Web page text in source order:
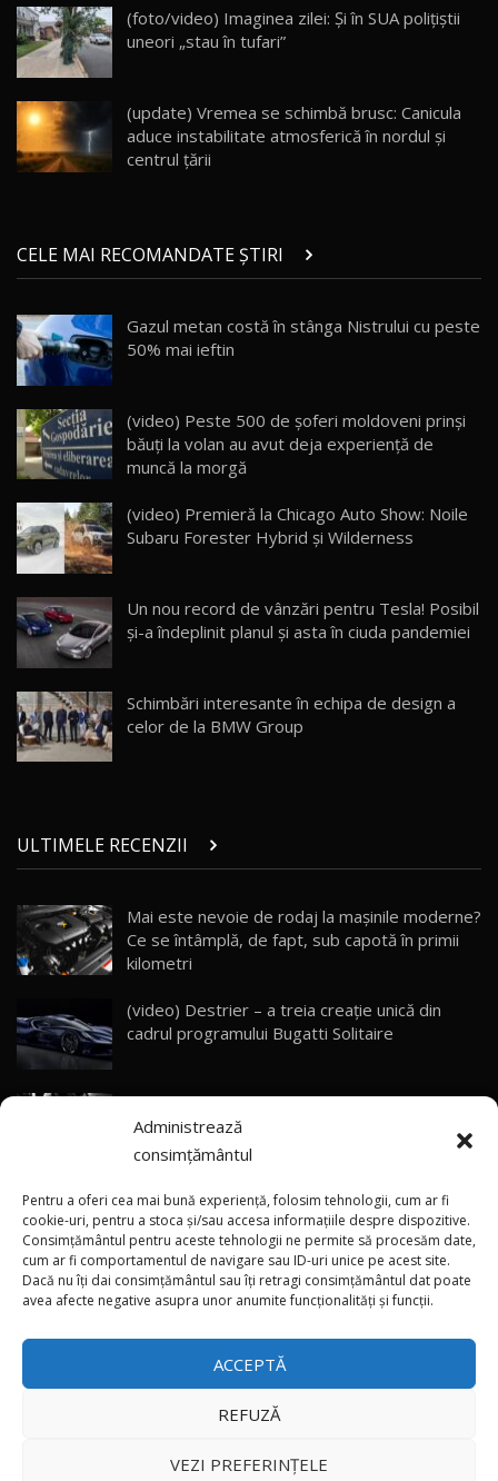
Administrează
consimțământul
Pentru a oferi cea mai bună experiență, folosim tehnologii, cum ar fi
cookie-uri, pentru a stoca și/sau accesa informațiile despre dispozitive.
Consimțământul pentru aceste tehnologii ne permite să procesăm date,
cum ar fi comportamentul de navigare sau ID-uri unice pe acest site.
Dacă nu îți dai consimțământul sau îți retragi consimțământul dat poate
avea afecte negative asupra unor anumite funcționalități și funcții.
ACCEPTĂ
REFUZĂ
VEZI PREFERINȚELE
30:08
AutoBlog.MD
23:36
20
Noul ZEEKR 7X / Test Drive AutoBlog.MD
29:08
21
Micul BYD Dolphin Surf / Test Drive
AutoBlog.MD
16:59
22
Noua Mazda 6e / Test Drive AutoBlog.MD
26:59
23
Lynk & Co 01 / Test Drive AutoBlog.MD
25:19
24
ZEEKR 009: Cel mai Performant și Confortabil
Van Electric Testat în Moldova / AutoBlog.MD
26:38
25
mai Exclusiv și Puternic Defender Testat în
Moldova
32:21
26
AutoBlog.MD
10:57
28
Noul Geely Monjaro 2025! Mai ieftin și mai
dotat / Test Drive AutoBlog.MD
29
ZEEKR 9X - PRIMUL TEST DRIVE ÎN ROMÂNĂ!
CUM SE CONDUCE?
33:40
30
Primele impresii despre BYD Seal U DM-i,
Sealion 7 și Seal 5 DM-i / Test Drive
AutoBlog.MD
13:56
Noul Volvo EX90 / Test Drive AutoBlog.MD
32:06
33
MG RX5 - își merită banii? / Test Drive
AutoBlog.MD
34
Noul DACIA DUSTER DIESEL! Primul test drive în
română
Noul Mercedes-Benz E 350 e - cât consumă?! /
Test Drive AutoBlog.MD
(foto/video) Imaginea zilei: Și în SUA polițiștii
uneori „stau în tufari”
(update) Vremea se schimbă brusc: Canicula
aduce instabilitate atmosferică în nordul și
centrul țării
CELE MAI RECOMANDATE ȘTIRI
Gazul metan costă în stânga Nistrului cu peste
50% mai ieftin
(video) Peste 500 de şoferi moldoveni prinși
băuți la volan au avut deja experiență de
muncă la morgă
(video) Premieră la Chicago Auto Show: Noile
Subaru Forester Hybrid și Wilderness
Un nou record de vânzări pentru Tesla! Posibil
şi-a îndeplinit planul şi asta în ciuda pandemiei
Schimbări interesante în echipa de design a
celor de la BMW Group
ULTIMELE RECENZII
Mai este nevoie de rodaj la mașinile moderne?
Ce se întâmplă, de fapt, sub capotă în primii
kilometri
(video) Destrier – a treia creație unică din
cadrul programului Bugatti Solitaire
care elimină decalajul turbo
ANRE: Detensionarea relativă a situației din
Golf influențează prețurile la carburanți în
Moldova
(foto/video) Imaginea zilei: Și în SUA polițiștii
uneori „stau în tufari”
×